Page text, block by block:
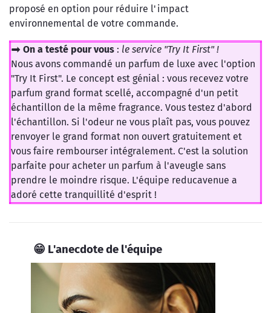
proposé en option pour réduire l'impact
environnemental de votre commande.
➡️ On a testé pour vous : le service "Try It First" !
Nous avons commandé un parfum de luxe avec l'option
"Try It First". Le concept est génial : vous recevez votre
parfum grand format scellé, accompagné d'un petit
échantillon de la même fragrance. Vous testez d'abord
l'échantillon. Si l'odeur ne vous plaît pas, vous pouvez
renvoyer le grand format non ouvert gratuitement et
vous faire rembourser intégralement. C'est la solution
parfaite pour acheter un parfum à l'aveugle sans
prendre le moindre risque. L'équipe reducavenue a
adoré cette tranquillité d'esprit !
😁 L'anecdote de l'équipe